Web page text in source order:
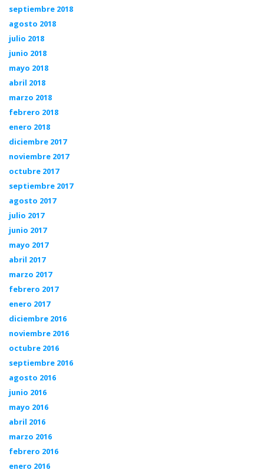
septiembre 2018
agosto 2018
julio 2018
junio 2018
mayo 2018
abril 2018
marzo 2018
febrero 2018
enero 2018
diciembre 2017
noviembre 2017
octubre 2017
septiembre 2017
agosto 2017
julio 2017
junio 2017
mayo 2017
abril 2017
marzo 2017
febrero 2017
enero 2017
diciembre 2016
noviembre 2016
octubre 2016
septiembre 2016
agosto 2016
junio 2016
mayo 2016
abril 2016
marzo 2016
febrero 2016
enero 2016